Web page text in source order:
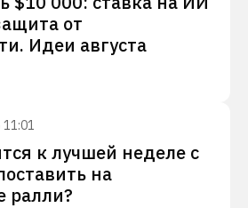
от
Идеи августа
11:01
к лучшей неделе с
на
ралли?